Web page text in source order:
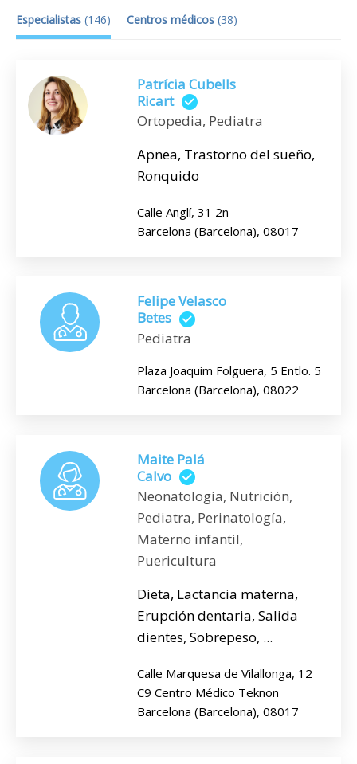
Especialistas (146) Centros médicos (38)
Patrícia Cubells
Ricart
Ortopedia, Pediatra
Apnea, Trastorno del sueño,
Ronquido
Calle Anglí, 31 2n
Barcelona (Barcelona), 08017
Felipe Velasco
Betes
Pediatra
Plaza Joaquim Folguera, 5 Entlo. 5
Barcelona (Barcelona), 08022
Maite Palá
Calvo
Neonatología, Nutrición,
Pediatra, Perinatología,
Materno infantil,
Puericultura
Dieta, Lactancia materna,
Erupción dentaria, Salida
dientes, Sobrepeso, ...
Calle Marquesa de Vilallonga, 12
C9 Centro Médico Teknon
Barcelona (Barcelona), 08017